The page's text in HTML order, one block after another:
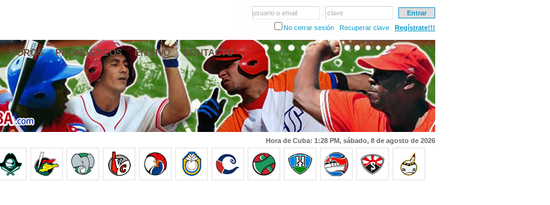
usuario o email
clave
No cerrar sesión
Recuperar clave Regístrate!!!
FOROS PRONÓSTICOS EN VIVO CONTACTO
Hora de Cuba: 1:28 PM, sábado, 8 de agosto de 2026